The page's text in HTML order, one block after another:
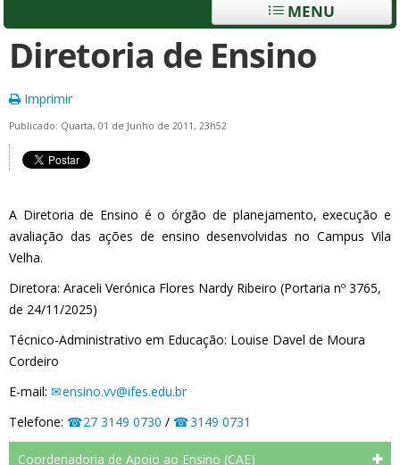
MENU
Diretoria de Ensino
Imprimir
Publicado: Quarta, 01 de Junho de 2011, 23h52
A Diretoria de Ensino é o órgão de planejamento, execução e
avaliação das ações de ensino desenvolvidas no Campus Vila
Velha.
Diretora: Araceli Verónica Flores Nardy Ribeiro (Portaria nº 3765,
de 24/11/2025)
Técnico-Administrativo em Educação: Louise Davel de Moura
Cordeiro
E-mail:
ensino.vv@ifes.edu.br
Telefone:
27 3149 0730 / 3149 0731
Coordenadoria de Apoio ao Ensino (CAE)